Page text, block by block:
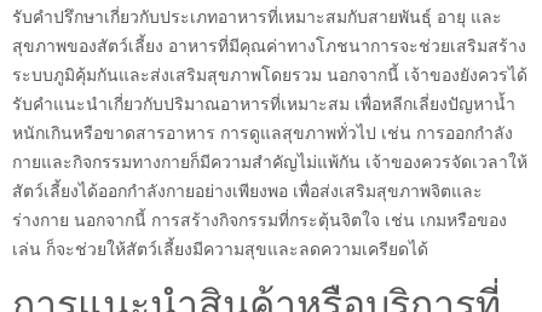
รับคำปรึกษาเกี่ยวกับประเภทอาหารที่เหมาะสมกับสายพันธุ์ อายุ และ
สุขภาพของสัตว์เลี้ยง อาหารที่มีคุณค่าทางโภชนาการจะช่วยเสริมสร้าง
ระบบภูมิคุ้มกันและส่งเสริมสุขภาพโดยรวม นอกจากนี้ เจ้าของยังควรได้
รับคำแนะนำเกี่ยวกับปริมาณอาหารที่เหมาะสม เพื่อหลีกเลี่ยงปัญหาน้ำ
หนักเกินหรือขาดสารอาหาร การดูแลสุขภาพทั่วไป เช่น การออกกำลัง
กายและกิจกรรมทางกายก็มีความสำคัญไม่แพ้กัน เจ้าของควรจัดเวลาให้
สัตว์เลี้ยงได้ออกกำลังกายอย่างเพียงพอ เพื่อส่งเสริมสุขภาพจิตและ
ร่างกาย นอกจากนี้ การสร้างกิจกรรมที่กระตุ้นจิตใจ เช่น เกมหรือของ
เล่น ก็จะช่วยให้สัตว์เลี้ยงมีความสุขและลดความเครียดได้